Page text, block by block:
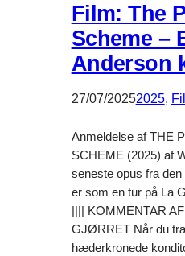
Film: The
Scheme –
Anderson
27/07/20252025,
Anmeldelse af THE
SCHEME (2025) af
seneste opus fra
er som en tur på La
|||| KOMMENTAR
GJØRRET Når du
hæderkronede